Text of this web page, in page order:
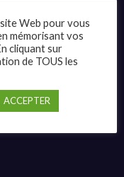
Web pour vous
mémorisant vos
cliquant sur
de TOUS les
ACCEPTER